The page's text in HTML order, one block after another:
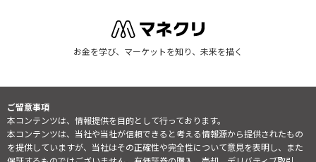
お金を学び、マーケットを知り、未来を描く
ご留意事項
本コンテンツは、情報提供を目的として行っております。
本コンテンツは、当社や当社が信頼できると考える情報源から提供されたもの
を提供していますが、当社はその正確性や完全性について意見を表明し、また